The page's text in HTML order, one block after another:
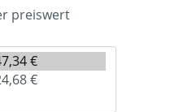
preiswert